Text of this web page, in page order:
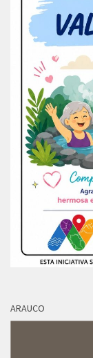
ARAUCO